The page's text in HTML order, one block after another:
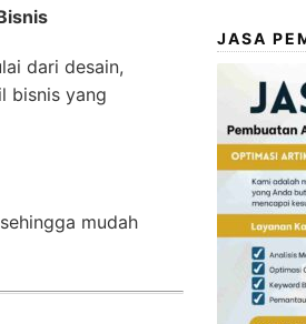
dari desain,
bisnis yang
mudah
JASA